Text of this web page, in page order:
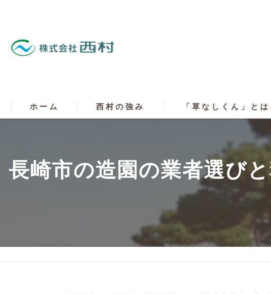
ホーム 西村の強み 「草なしくん」とは
長崎市の造園の業者選び